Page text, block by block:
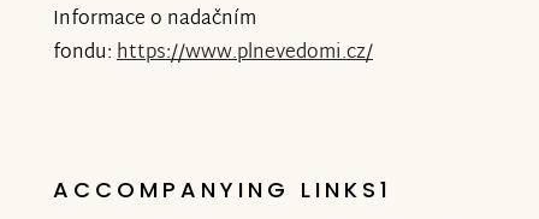
Informace o nadačním
fondu:https://www.plnevedomi.cz/
ACCOMPANYING LINKS1